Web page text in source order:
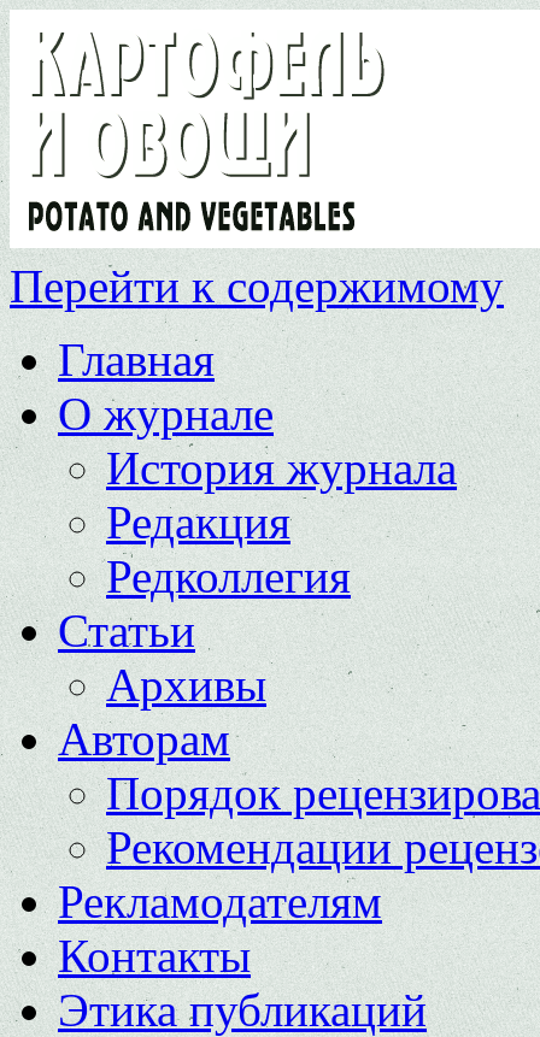
Перейти к содержимому
Главная
О журнале
История журнала
Редакция
Редколлегия
Статьи
Архивы
Авторам
Порядок
Рекомендации
Рекламодателям
Контакты
Этика публикаций